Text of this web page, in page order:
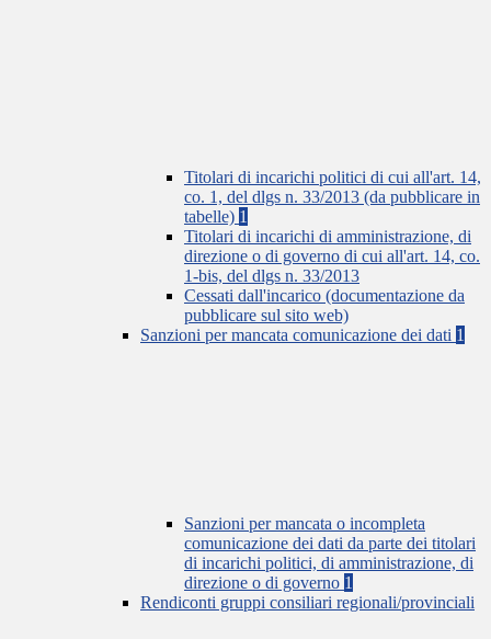
Titolari di incarichi politici di cui all'art. 14,
co. 1, del dlgs n. 33/2013 (da pubblicare in
tabelle) 1
Titolari di incarichi di amministrazione, di
direzione o di governo di cui all'art. 14, co.
1-bis, del dlgs n. 33/2013
Cessati dall'incarico (documentazione da
pubblicare sul sito web)
Sanzioni per mancata comunicazione dei dati 1
Sanzioni per mancata o incompleta
comunicazione dei dati da parte dei titolari
di incarichi politici, di amministrazione, di
direzione o di governo 1
Rendiconti gruppi consiliari regionali/provinciali